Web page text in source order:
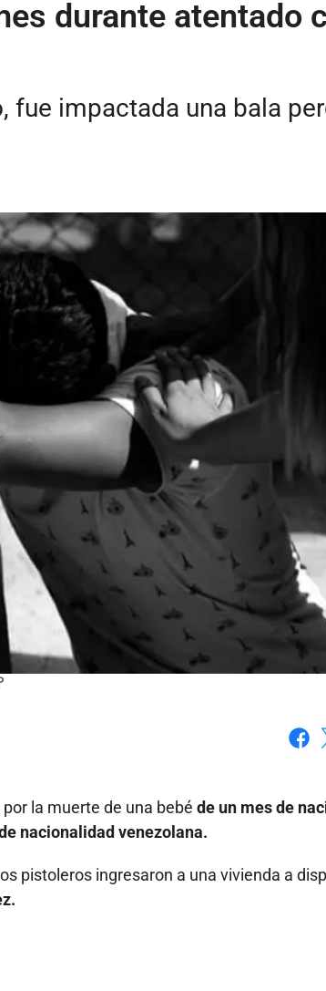
durante atentado
fue impactada una bala
por la muerte de una bebé de un mes de
nacionalidad venezolana.
pistoleros ingresaron a una vivienda a